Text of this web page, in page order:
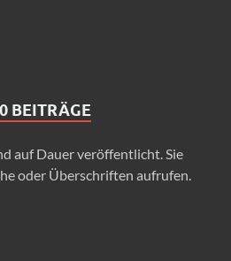
BEITRÄGE
auf Dauer veröffentlicht. Sie
oder Überschriften aufrufen.